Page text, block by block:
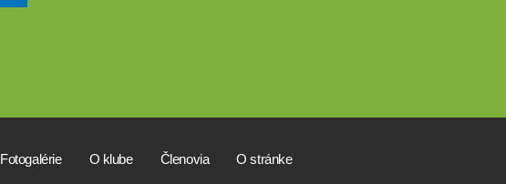
Fotogalérie O klube Členovia O stránke